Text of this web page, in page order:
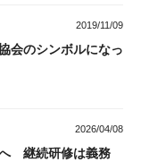
2019/11/09
会のシンボルになっ
2026/04/08
継続研修は義務